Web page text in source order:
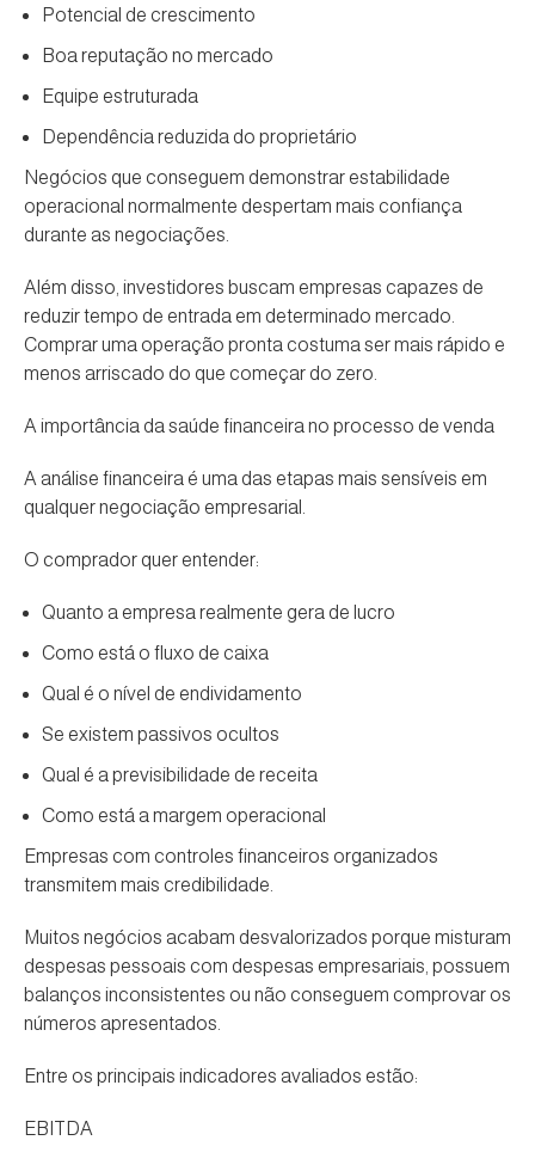
Potencial de crescimento
Boa reputação no mercado
Equipe estruturada
Dependência reduzida do proprietário
Negócios que conseguem demonstrar estabilidade
operacional normalmente despertam mais confiança
durante as negociações.
Além disso, investidores buscam empresas capazes de
reduzir tempo de entrada em determinado mercado.
Comprar uma operação pronta costuma ser mais rápido e
menos arriscado do que começar do zero.
A importância da saúde financeira no processo de venda
A análise financeira é uma das etapas mais sensíveis em
qualquer negociação empresarial.
O comprador quer entender:
Quanto a empresa realmente gera de lucro
Como está o fluxo de caixa
Qual é o nível de endividamento
Se existem passivos ocultos
Qual é a previsibilidade de receita
Como está a margem operacional
Empresas com controles financeiros organizados
transmitem mais credibilidade.
Muitos negócios acabam desvalorizados porque misturam
despesas pessoais com despesas empresariais, possuem
balanços inconsistentes ou não conseguem comprovar os
números apresentados.
Entre os principais indicadores avaliados estão:
EBITDA